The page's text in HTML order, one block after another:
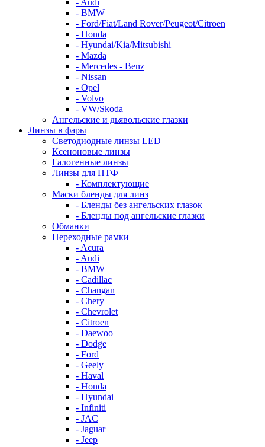
- Audi
- BMW
- Ford/Fiat/Land Rover/Peugeot/Citroen
- Honda
- Hyundai/Kia/Mitsubishi
- Mazda
- Mercedes - Benz
- Nissan
- Opel
- Volvo
- VW/Skoda
Ангельские и дьявольские глазки
Линзы в фары
Светодиодные линзы LED
Ксеноновые линзы
Галогенные линзы
Линзы для ПТФ
- Комплектующие
Маски бленды для линз
- Бленды без ангельских глазок
- Бленды под ангельские глазки
Обманки
Переходные рамки
- Acura
- Audi
- BMW
- Cadillac
- Changan
- Chery
- Chevrolet
- Citroen
- Daewoo
- Dodge
- Ford
- Geely
- Haval
- Honda
- Hyundai
- Infiniti
- JAC
- Jaguar
- Jeep